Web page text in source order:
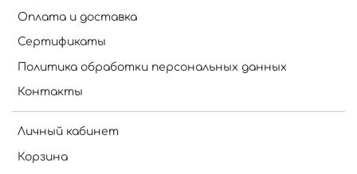
Оплата и доставка
Сертификаты
Политика обработки персональных данных
Контакты
Личный кабинет
Корзина